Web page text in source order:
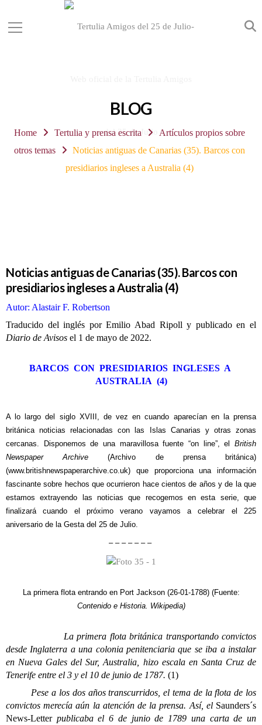
BLOG
Home Tertulia y prensa escrita
Artículos propios sobre
otros temas
Noticias antiguas de Canarias (35). Barcos con
presidiarios ingleses a Australia (4)
Noticias antiguas de Canarias (35). Barcos con
presidiarios ingleses a Australia (4)
Autor: Alastair F. Robertson
Traducido del inglés por Emilio Abad Ripoll y publicado en el
Diario de Avisos el 1 de mayo de 2022.
BARCOS CON PRESIDIARIOS INGLESES A
AUSTRALIA (4)
A lo largo del siglo XVIII, de vez en cuando aparecían en la prensa
británica noticias relacionadas con las Islas Canarias y otras zonas
cercanas. Disponemos de una maravillosa fuente “on line”, el British
Newspaper Archive (Archivo de prensa británica)
(www.britishnewspaperarchive.co.uk) que proporciona una información
fascinante sobre hechos que ocurrieron hace cientos de años y de la que
estamos extrayendo las noticias que recogemos en esta serie, que
finalizará cuando el próximo verano vayamos a celebrar el 225
aniversario de la Gesta del 25 de Julio.
– – – – – – –
La primera flota entrando en Port Jackson (26-01-1788) (Fuente:
Contenido e Historia. Wikipedia)
La primera flota británica transportando convictos
desde Inglaterra a una colonia penitenciaria que se iba a instalar
en Nueva Gales del Sur, Australia, hizo escala en Santa Cruz de
Tenerife entre el 3 y el 10 de junio de 1787. (1)
Pese a los dos años transcurridos, el tema de la flota de los
convictos merecía aún la atención de la prensa. Así, el Saunders´s
News-Letter publicaba el 6 de junio de 1789 una carta de un